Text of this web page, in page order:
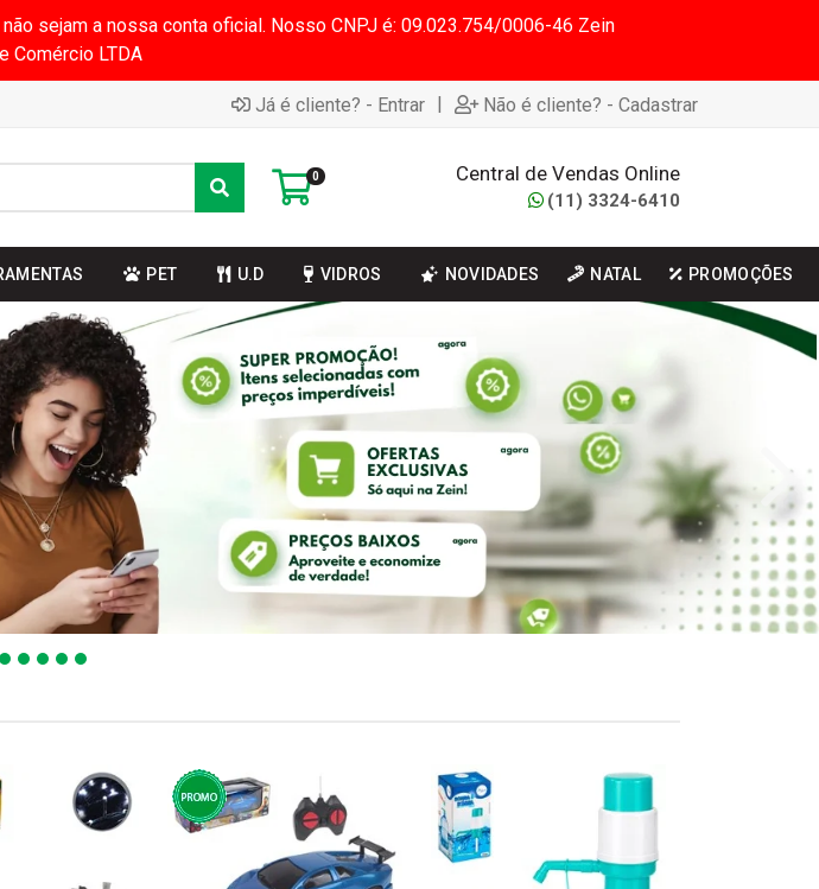
sejam a nossa conta oficial. Nosso CNPJ é: 09.023.754/0006-46 Zein
Comércio LTDA
Já é cliente? - Entrar | Não é cliente? - Cadastrar
0 Central de Vendas Online
(11) 3324-6410
PET U.D VIDROS NOVIDADES NATAL PROMOÇÕES